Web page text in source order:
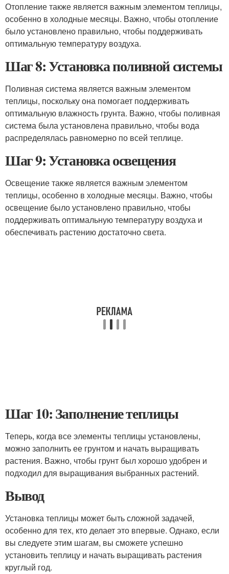
Отопление также является важным элементом теплицы,
особенно в холодные месяцы. Важно, чтобы отопление
было установлено правильно, чтобы поддерживать
оптимальную температуру воздуха.
Шаг 8: Установка поливной системы
Поливная система является важным элементом
теплицы, поскольку она помогает поддерживать
оптимальную влажность грунта. Важно, чтобы поливная
система была установлена правильно, чтобы вода
распределялась равномерно по всей теплице.
Шаг 9: Установка освещения
Освещение также является важным элементом
теплицы, особенно в холодные месяцы. Важно, чтобы
освещение было установлено правильно, чтобы
поддерживать оптимальную температуру воздуха и
обеспечивать растению достаточно света.
Шаг 10: Заполнение теплицы
Теперь, когда все элементы теплицы установлены,
можно заполнить ее грунтом и начать выращивать
растения. Важно, чтобы грунт был хорошо удобрен и
подходил для выращивания выбранных растений.
Вывод
Установка теплицы может быть сложной задачей,
особенно для тех, кто делает это впервые. Однако, если
вы следуете этим шагам, вы сможете успешно
установить теплицу и начать выращивать растения
круглый год.